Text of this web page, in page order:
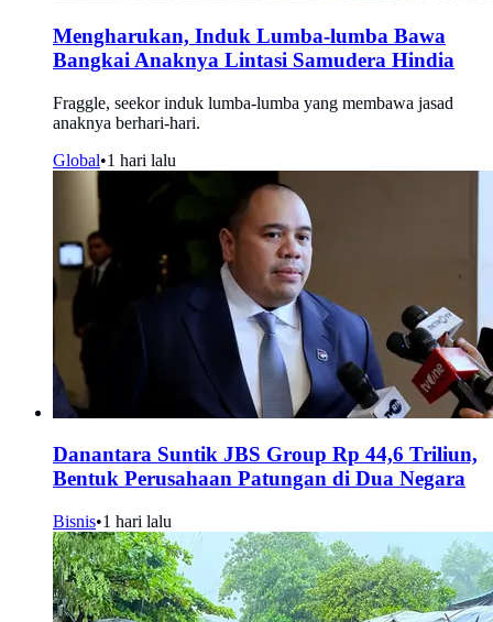
Mengharukan, Induk Lumba-lumba Bawa
Bangkai Anaknya Lintasi Samudera Hindia
Fraggle, seekor induk lumba-lumba yang membawa jasad
anaknya berhari-hari.
Global•1 hari lalu
Danantara Suntik JBS Group Rp 44,6 Triliun,
Bentuk Perusahaan Patungan di Dua Negara
Bisnis•1 hari lalu